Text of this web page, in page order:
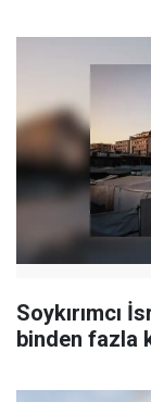
Soykırımcı
binden fazla